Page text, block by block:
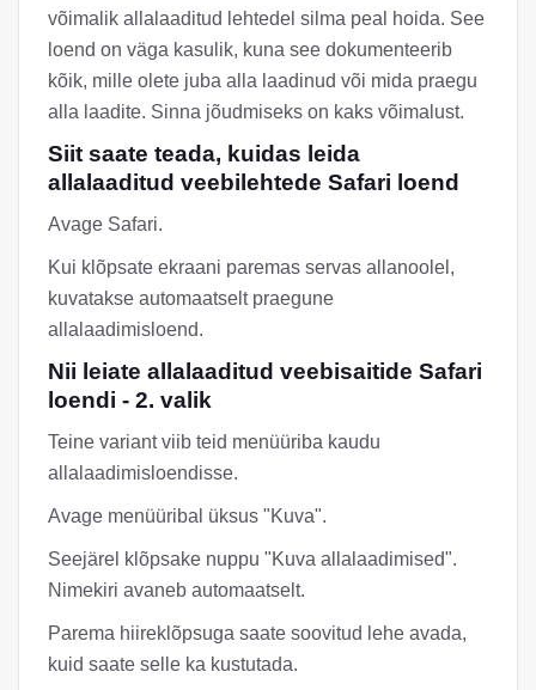
võimalik allalaaditud lehtedel silma peal hoida. See
loend on väga kasulik, kuna see dokumenteerib
kõik, mille olete juba alla laadinud või mida praegu
alla laadite. Sinna jõudmiseks on kaks võimalust.
Siit saate teada, kuidas leida
allalaaditud veebilehtede Safari loend
Avage Safari.
Kui klõpsate ekraani paremas servas allanoolel,
kuvatakse automaatselt praegune
allalaadimisloend.
Nii leiate allalaaditud veebisaitide Safari
loendi - 2. valik
Teine variant viib teid menüüriba kaudu
allalaadimisloendisse.
Avage menüüribal üksus "Kuva".
Seejärel klõpsake nuppu "Kuva allalaadimised".
Nimekiri avaneb automaatselt.
Parema hiireklõpsuga saate soovitud lehe avada,
kuid saate selle ka kustutada.